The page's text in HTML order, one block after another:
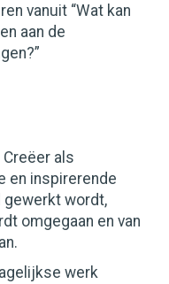
vanuit “Wat kan
aan de
Creëer als
en inspirerende
gewerkt wordt,
omgegaan en van
werk